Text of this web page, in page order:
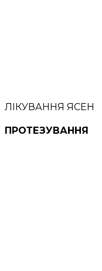
ЛІКУВАННЯ ЯСЕН
ПРОТЕЗУВАННЯ